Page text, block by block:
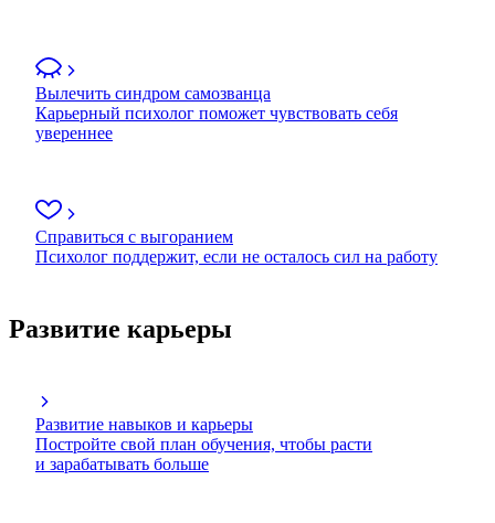
Вылечить синдром самозванца
Карьерный психолог поможет чувствовать себя
увереннее
Справиться с выгоранием
Психолог поддержит, если не осталось сил на работу
Развитие карьеры
Развитие навыков и карьеры
Постройте свой план обучения, чтобы расти
и зарабатывать больше